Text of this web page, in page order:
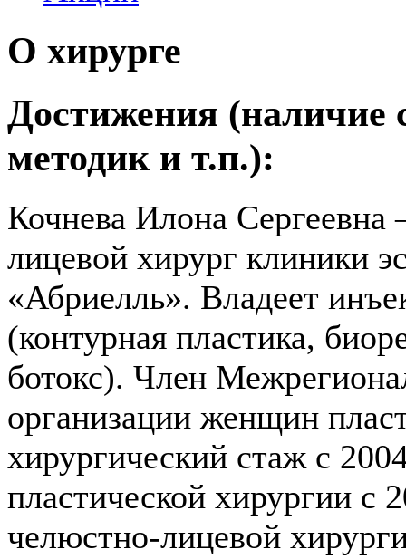
О хирурге
Достижения (наличие
методик и т.п.):
Кочнева Илона
лицевой хирург клиники
«Абриелль». Владеет
(контурная пластика,
ботокс). Член
организации женщин
хирургический стаж с
пластической хирургии с
челюстно-лицевой